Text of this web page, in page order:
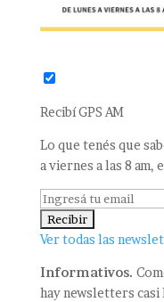
Recibí GPS AM
Lo que tenés que
a viernes a las 8 am,
Ver todas las
Informativos.
hay newsletters